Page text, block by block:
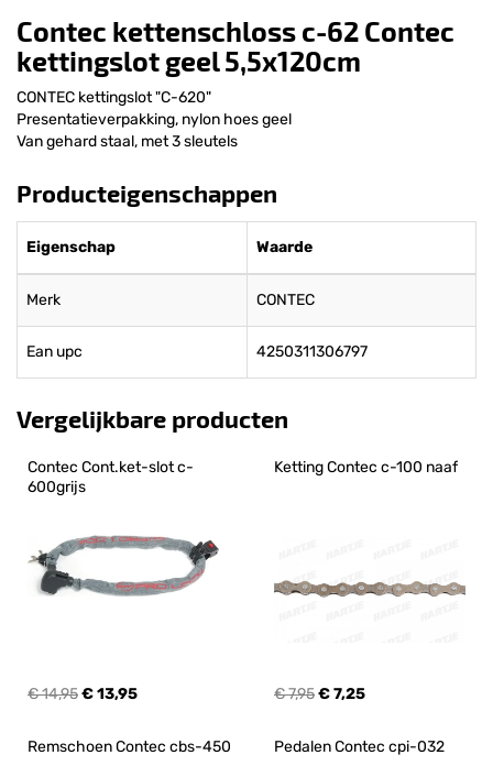
Contec kettenschloss c-62 Contec
kettingslot geel 5,5x120cm
CONTEC kettingslot "C-620"
Presentatieverpakking, nylon hoes geel
Van gehard staal, met 3 sleutels
Producteigenschappen
Eigenschap Waarde
Merk CONTEC
Ean upc 4250311306797
Vergelijkbare producten
Contec Cont.ket-slot c-
600grijs
€ 14,95€ 13,95
Ketting Contec c-100 naaf
€ 7,95€ 7,25
Remschoen Contec cbs-450 Pedalen Contec cpi-032